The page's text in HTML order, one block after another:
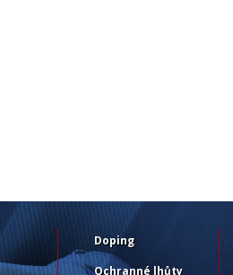
Doping
Ochranné lhůty